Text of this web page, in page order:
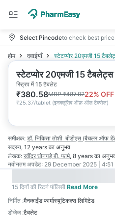
Select Pincodeto check best
होम दवाईयाँ स्टेटप्योर 20एमजी 15
स्टेटप्योर 20एमजी 15 टैबलेट्स
स्ट्रिप में 15 टैबलेट
₹380.58MRP₹487.9222% OFF
₹25.37/tablet (इनक्लूसिव ऑफ़ ऑल टैक्सेज़)
समीक्षक: डॉ. निकिता तोशी बीडीएस (बैचलर ऑफ
सदस्य, 12 years का अनुभव
लेखक: रवींद्र घोनगड़े बी. फार्म, 8 years का
नवीनतम अपडेट: 29 December 2025 | 4:51
15 दिनों की रिटर्न पॉलिसी Read More
निर्मित :मैनकाईंड फार्मास्यूटिकल्स लिमिटेड
डोजेज :टैबलेट